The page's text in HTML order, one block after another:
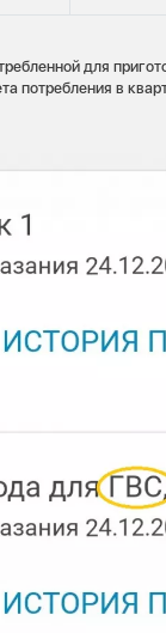
для
потребления в